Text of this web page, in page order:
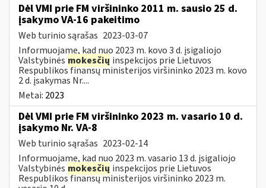
Dėl VMI prie FM viršininko 2011 m. sausio 25 d.
įsakymo VA-16 pakeitimo
Web turinio sąrašas 2023-03-07
Informuojame, kad nuo 2023 m. kovo 3 d. įsigaliojo
Valstybinės mokesčių inspekcijos prie Lietuvos
Respublikos finansų ministerijos viršininko 2023 m. kovo
2 d. įsakymas Nr....
Metai: 2023
Dėl VMI prie FM viršininko 2023 m. vasario 10 d.
įsakymo Nr. VA-8
Web turinio sąrašas 2023-02-14
Informuojame, kad nuo 2023 m. vasario 13 d. įsigaliojo
Valstybinės mokesčių inspekcijos prie Lietuvos
Respublikos finansų ministerijos viršininko 2023 m.